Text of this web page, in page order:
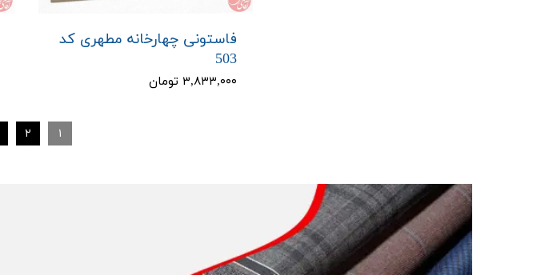
فاستونی چهارخانه مطهری کد
503
۳,۸۳۳,۰۰۰ تومان
۱ ۲